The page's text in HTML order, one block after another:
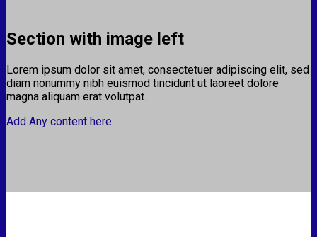
Section with image left
Lorem ipsum dolor sit amet, consectetuer adipiscing elit, sed
diam nonummy nibh euismod tincidunt ut laoreet dolore
magna aliquam erat volutpat.
Add Any content here